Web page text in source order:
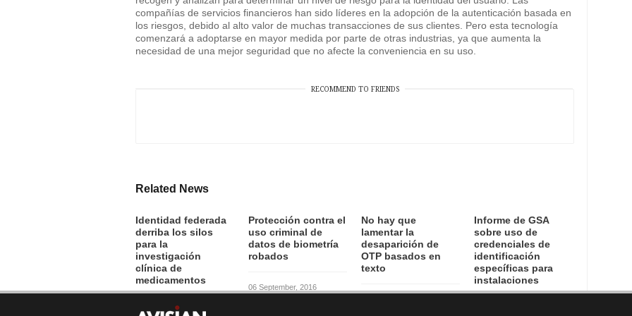
compañías de servicios financieros han sido líderes en la adopción de la autenticación basada en
los riesgos, debido al alto valor de muchas transacciones de sus clientes. Pero esta tecnología
comenzará a adoptarse en mayor medida por parte de otras industrias, ya que aumenta la
necesidad de una mejor seguridad que no afecte la conveniencia en su uso.
RECOMMEND TO FRIENDS
Related News
Identidad federada
derriba los silos
para la
investigación
clínica de
medicamentos
07 September, 2016
Protección contra el
uso criminal de
datos de biometría
robados
06 September, 2016
No hay que
lamentar la
desaparición de
OTP basados en
texto
Informe de GSA
sobre uso de
credenciales de
identificación
específicas para
instalaciones